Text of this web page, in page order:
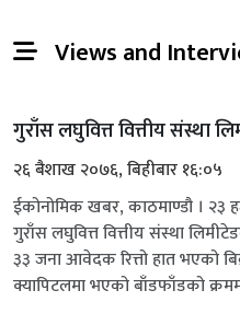
Views and
गुराँस लघुवित्त वित्तीय संस्था
२६ बैशाख २०७६, बिहीबार १६:०५
ईकोनोमिक खबर, काठमाण्डौ ।
गुराँस लघुवित्त वित्तीय संस्था
३३ जना आवेदक रित्तो हात भएको
क्यापिटलमा भएको बाँडफाँडको